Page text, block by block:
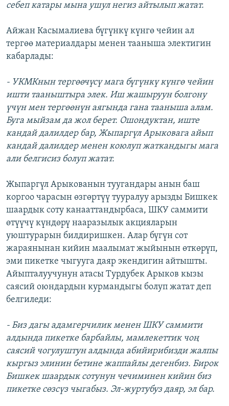
себеп катары мына ушул негиз айтылып жатат.
Айжан Касымалиева бүгүнкү күнгө чейин ал
тергөө материалдары менен тааныша электигин
кабарлады:
- УКМКнын тергөөчүсү мага бүгүнкү күнгө чейин
ишти тааныштыра элек. Иш жашыруун болгону
үчүн мен тергөөнүн аягында гана тааныша алам.
Буга мыйзам да жол берет. Ошондуктан, иште
кандай далилдер бар, Жыпаргүл Арыковага айып
кандай далилдер менен коюлуп жаткандыгы мага
али белгисиз болуп жатат.
Жыпаргүл Арыкованын туугандары анын баш
коргоо чарасын өзгөртүү тууралуу арызды Бишкек
шаардык соту канааттандырбаса, ШКУ саммити
өтүүчү күндөрү нааразылык акцияларын
уюштурарын билдиришкен. Алар бүгүн сот
жараянынан кийин маалымат жыйынын өткөрүп,
эми пикетке чыгууга даяр экендигин айтышты.
Айыпталуучунун атасы Турдубек Арыков кызы
саясий оюндардын курмандыгы болуп жатат деп
белгиледи:
- Биз дагы адамгерчилик менен ШКУ саммити
алдында пикетке барбайлы, мамлекеттик чоң
саясий чогулуштун алдында абийирибизди жалпы
кыргыз элинин бетине жаппайлы дегенбиз. Бирок
Бишкек шаардык сотунун чечиминен кийин биз
пикетке сөзсүз чыгабыз. Эл-журтубуз даяр, эл бар.